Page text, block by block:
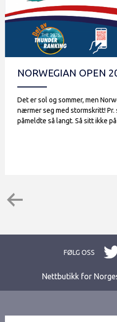
NORWEGIAN OPEN
Det er sol og sommer, men
nærmer seg med stormskritt!
påmeldte så langt. Så sitt ikke på
FØLG OSS
Nettbutikk for